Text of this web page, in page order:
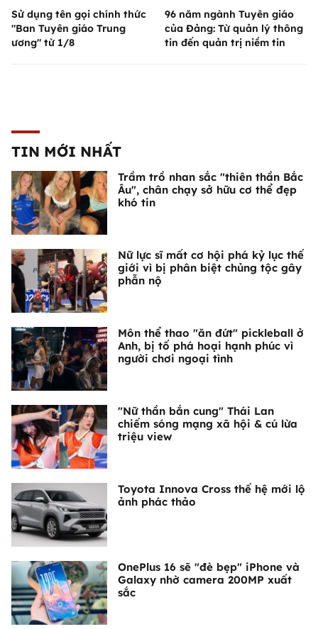
Sử dụng tên gọi chính thức
"Ban Tuyên giáo Trung
ương" từ 1/8
96 năm ngành Tuyên giáo
của Đảng: Từ quản lý thông
tin đến quản trị niềm tin
TIN MỚI NHẤT
Trầm trồ nhan sắc "thiên thần Bắc
Âu", chân chạy sở hữu cơ thể đẹp
khó tin
Nữ lực sĩ mất cơ hội phá kỷ lục thế
giới vì bị phân biệt chủng tộc gây
phẫn nộ
Môn thể thao "ăn đứt" pickleball ở
Anh, bị tố phá hoại hạnh phúc vì
người chơi ngoại tình
"Nữ thần bắn cung" Thái Lan
chiếm sóng mạng xã hội & cú lừa
triệu view
Toyota Innova Cross thế hệ mới lộ
ảnh phác thảo
OnePlus 16 sẽ "đè bẹp" iPhone và
Galaxy nhờ camera 200MP xuất
sắc